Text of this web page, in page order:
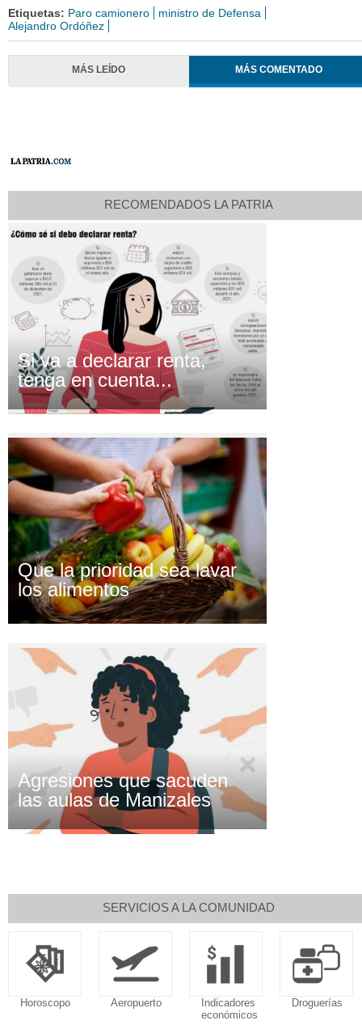
Etiquetas: Paro camionero
ministro de Defensa
Alejandro Ordóñez
MÁS LEÍDO MÁS COMENTADO
RECOMENDADOS LA PATRIA
Si va a declarar renta,
tenga en cuenta...
Que la prioridad sea lavar
los alimentos
Agresiones que sacuden
las aulas de Manizales
SERVICIOS A LA COMUNIDAD
Horoscopo Aeropuerto
Indicadores
económicos
Droguerías